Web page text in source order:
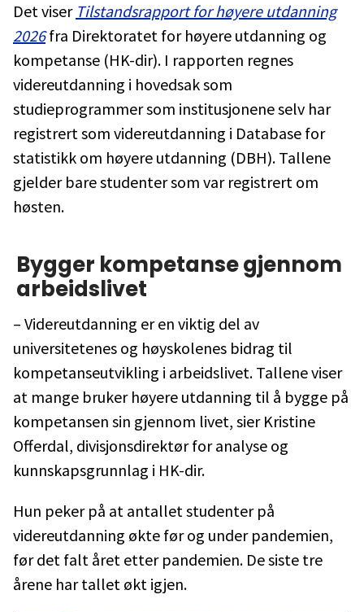
Det viser Tilstandsrapport for høyere utdanning
2026fra Direktoratet for høyere utdanning og
kompetanse (HK-dir). I rapporten regnes
videreutdanning i hovedsak som
studieprogrammer som institusjonene selv har
registrert som videreutdanning i Database for
statistikk om høyere utdanning (DBH). Tallene
gjelder bare studenter som var registrert om
høsten.
Bygger kompetanse gjennom
arbeidslivet
– Videreutdanning er en viktig del av
universitetenes og høyskolenes bidrag til
kompetanseutvikling i arbeidslivet. Tallene viser
at mange bruker høyere utdanning til å bygge på
kompetansen sin gjennom livet, sier Kristine
Offerdal, divisjonsdirektør for analyse og
kunnskapsgrunnlag i HK-dir.
Hun peker på at antallet studenter på
videreutdanning økte før og under pandemien,
før det falt året etter pandemien. De siste tre
årene har tallet økt igjen.